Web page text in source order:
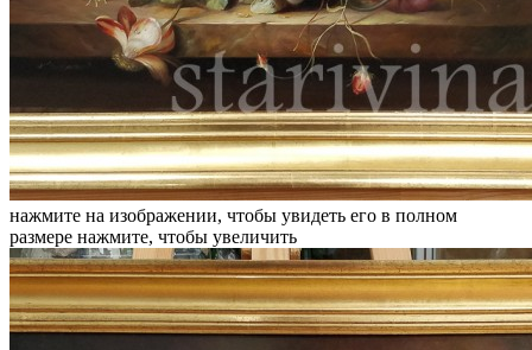
нажмите на изображении, чтобы увидеть его в полном
размере нажмите, чтобы увеличить